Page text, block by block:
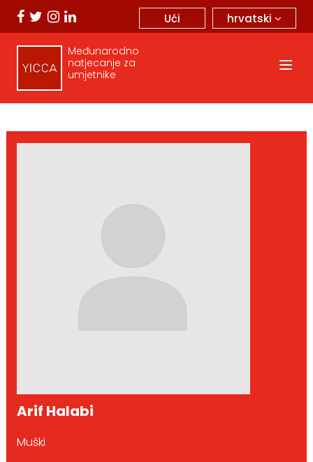
hrvatski
Ući
Međunarodno
natjecanje za
umjetnike
Arif Halabi
Muški